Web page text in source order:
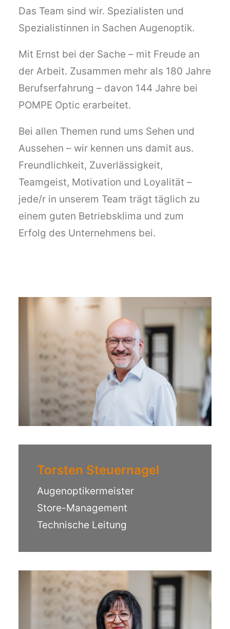
Das Team sind wir. Spezialisten und
Spezialistinnen in Sachen Augenoptik.
Mit Ernst bei der Sache – mit Freude an
der Arbeit. Zusammen mehr als 180 Jahre
Berufserfahrung – davon 144 Jahre bei
POMPE Optic erarbeitet.
Bei allen Themen rund ums Sehen und
Aussehen – wir kennen uns damit aus.
Freundlichkeit, Zuverlässigkeit,
Teamgeist, Motivation und Loyalität –
jede/r in unserem Team trägt täglich zu
einem guten Betriebsklima und zum
Erfolg des Unternehmens bei.
Torsten Steuernagel
Augenoptikermeister
Store-Management
Technische Leitung